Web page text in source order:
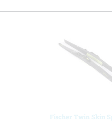
Fischer Twin Skin